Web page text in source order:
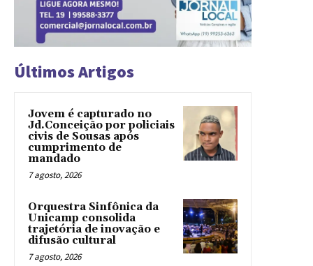
Últimos Artigos
Jovem é capturado no
Jd.Conceição por policiais
civis de Sousas após
cumprimento de
mandado
7 agosto, 2026
Orquestra Sinfônica da
Unicamp consolida
trajetória de inovação e
difusão cultural
7 agosto, 2026